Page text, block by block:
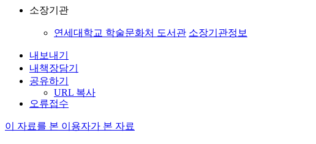
소장기관
연세대학교 학술문화처 도서관 소장기관정보
내보내기
내책장담기
공유하기
URL 복사
오류접수
이 자료를 본 이용자가 본 자료